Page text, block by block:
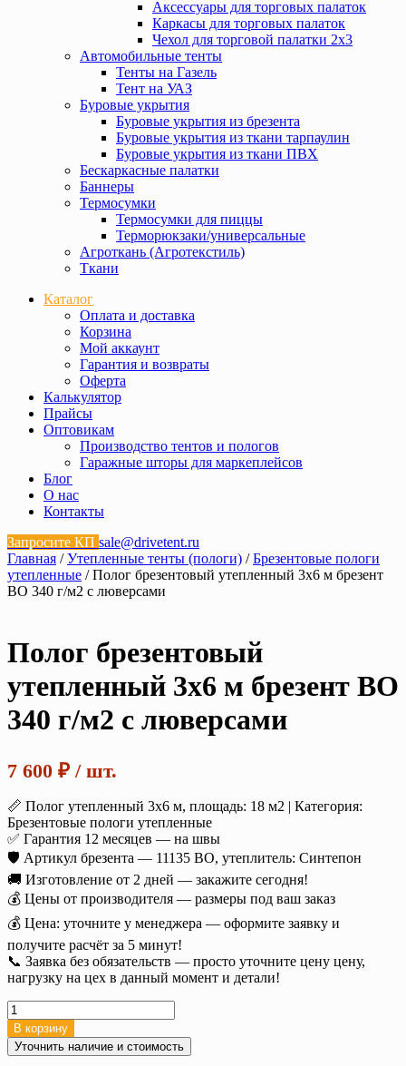
Аксессуары для торговых палаток
Каркасы для торговых палаток
Чехол для торговой палатки 2х3
Автомобильные тенты
Тенты на Газель
Тент на УАЗ
Буровые укрытия
Буровые укрытия из брезента
Буровые укрытия из ткани тарпаулин
Буровые укрытия из ткани ПВХ
Бескаркасные палатки
Баннеры
Термосумки
Термосумки для пиццы
Терморюкзаки/универсальные
Агроткань (Агротекстиль)
Ткани
Каталог
Оплата и доставка
Корзина
Мой аккаунт
Гарантия и возвраты
Оферта
Калькулятор
Прайсы
Оптовикам
Производство тентов и пологов
Гаражные шторы для маркеплейсов
Блог
О нас
Контакты
Запросите КП sale@drivetent.ru
Главная /Утепленные тенты (пологи) /Брезентовые пологи
утепленные / Полог брезентовый утепленный 3х6 м брезент
ВО 340 г/м2 с люверсами
Полог брезентовый
утепленный 3х6 м брезент ВО
340 г/м2 с люверсами
7 600 ₽ / шт.
📏 Полог утепленный 3х6 м, площадь: 18 м2 | Категория:
Брезентовые пологи утепленные
✅ Гарантия 12 месяцев — на швы
🛡️ Артикул брезента — 11135 ВО, утеплитель: Синтепон
🚚 Изготовление от 2 дней — закажите сегодня!
💰 Цены от производителя — размеры под ваш заказ
💰 Цена: уточните у менеджера — оформите заявку и
получите расчёт за 5 минут!
📞 Заявка без обязательств — просто уточните цену цену,
нагрузку на цех в данный момент и детали!
Количество
товара
Полог
брезентовый
В корзину
Уточнить наличие и стоимость